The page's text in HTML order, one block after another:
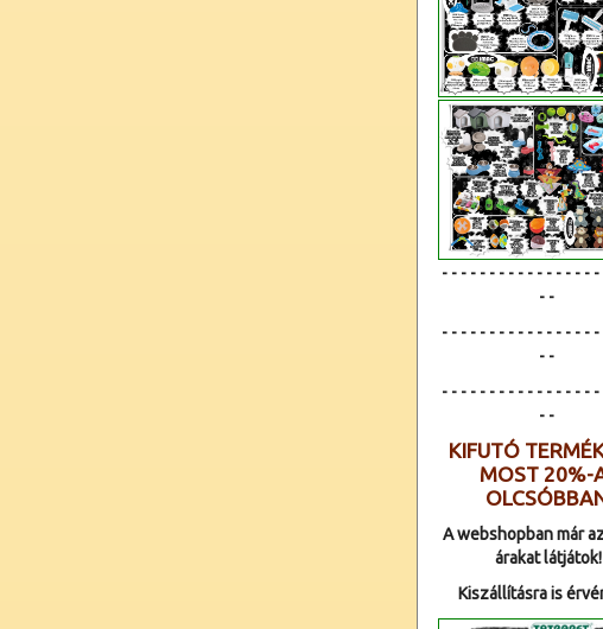
- - - - - - - - - - - - - - - -
- -
- - - - - - - - - - - - - - - -
- -
- - - - - - - - - - - - - - - -
- -
KIFUTÓ
MOST 20%-
A webshopban már
árakat látjátok!
Kiszállításra is